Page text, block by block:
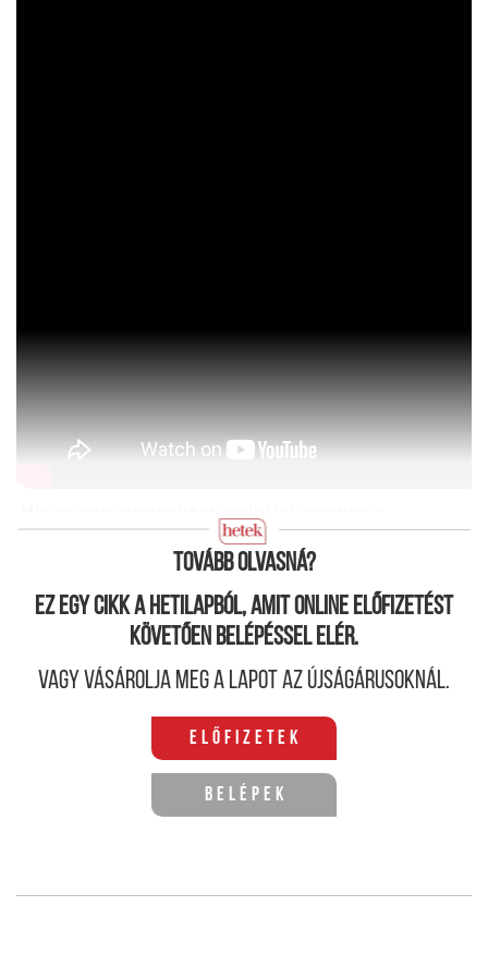
nemzetközi küldetésekben?
Tovább olvasná?
Ez egy cikk a hetilapból, amit online előfizetést
követően belépéssel elér.
Vagy vásárolja meg a lapot az újságárusoknál.
Előfizetek
Belépek